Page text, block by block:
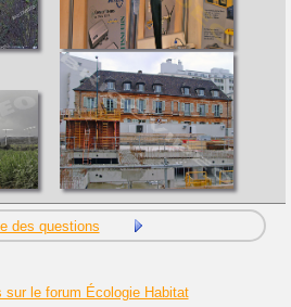
des questions
sur le forum Écologie Habitat